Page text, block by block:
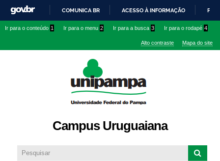
conteúdo
IR
O
COMUNICA BR ACESSO À INFORMAÇÃO
Ir para o conteúdo 1 Ir para o menu 2 Ir para a busca 3 Ir para o rodapé 4
Alto contraste Mapa do site
Campus Uruguaiana